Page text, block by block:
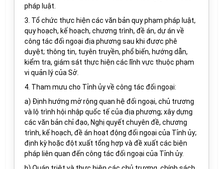
pháp luật.
3. Tổ chức thực hiện các văn bản quy phạm pháp luật,
quy hoạch, kế hoạch, chương trình, đề án, dự án về
công tác đối ngoại địa phương sau khi được phê
duyệt; thông tin, tuyên truyền, phổ biến, hướng dẫn,
kiểm tra, giám sát thực hiện các lĩnh vực thuộc phạm
vi quản lý của Sở.
4. Tham mưu cho Tỉnh ủy về công tác đối ngoại:
a) Định hướng mở rộng quan hệ đối ngoại, chủ trương
và lộ trình hội nhập quốc tế của địa phương; xây dựng
các văn bản chỉ đạo, Nghị quyết chuyên đề, chương
trình, kế hoạch, đề án hoạt động đối ngoại của Tỉnh ủy;
định kỳ hoặc đột xuất tổng hợp và đề xuất các biện
pháp liên quan đến công tác đối ngoại của Tỉnh ủy.